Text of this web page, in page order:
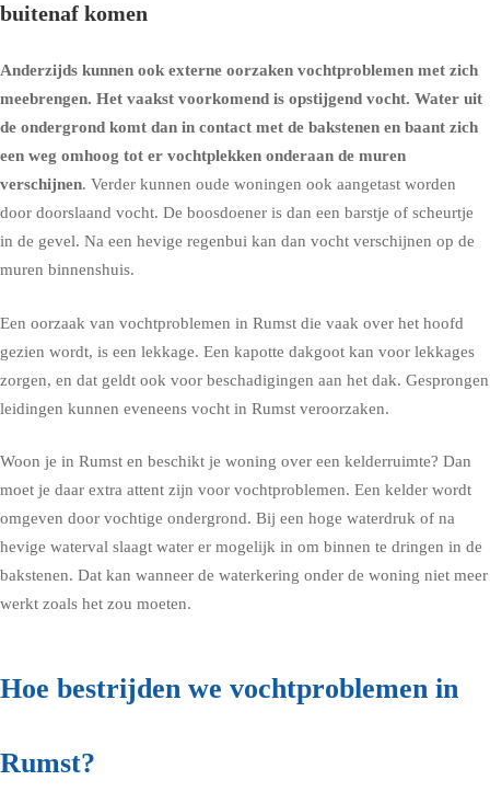
buitenaf komen
Anderzijds kunnen ook externe oorzaken vochtproblemen met zich
meebrengen. Het vaakst voorkomend is opstijgend vocht. Water uit
de ondergrond komt dan in contact met de bakstenen en baant zich
een weg omhoog tot er vochtplekken onderaan de muren
verschijnen. Verder kunnen oude woningen ook aangetast worden
door doorslaand vocht. De boosdoener is dan een barstje of scheurtje
in de gevel. Na een hevige regenbui kan dan vocht verschijnen op de
muren binnenshuis.
Een oorzaak van vochtproblemen in Rumst die vaak over het hoofd
gezien wordt, is een lekkage. Een kapotte dakgoot kan voor lekkages
zorgen, en dat geldt ook voor beschadigingen aan het dak. Gesprongen
leidingen kunnen eveneens vocht in Rumst veroorzaken.
Woon je in Rumst en beschikt je woning over een kelderruimte? Dan
moet je daar extra attent zijn voor vochtproblemen. Een kelder wordt
omgeven door vochtige ondergrond. Bij een hoge waterdruk of na
hevige waterval slaagt water er mogelijk in om binnen te dringen in de
bakstenen. Dat kan wanneer de waterkering onder de woning niet meer
werkt zoals het zou moeten.
Hoe bestrijden we vochtproblemen in
Rumst?